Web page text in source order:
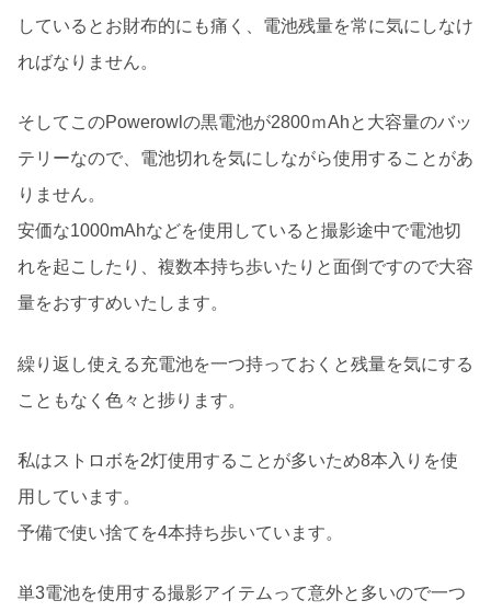
しているとお財布的にも痛く、電池残量を常に気にしなけ
ればなりません。
そしてこのPowerowlの黒電池が2800ｍAhと大容量のバッ
テリーなので、電池切れを気にしながら使用することがあ
りません。
安価な1000mAhなどを使用していると撮影途中で電池切
れを起こしたり、複数本持ち歩いたりと面倒ですので大容
量をおすすめいたします。
繰り返し使える充電池を一つ持っておくと残量を気にする
こともなく色々と捗ります。
私はストロボを2灯使用することが多いため8本入りを使
用しています。
予備で使い捨てを4本持ち歩いています。
単3電池を使用する撮影アイテムって意外と多いので一つ